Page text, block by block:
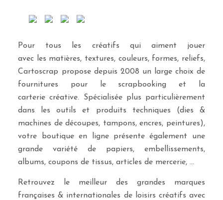
Pour tous les créatifs qui aiment jouer
avec les matières, textures, couleurs, formes, reliefs,
Cartoscrap propose depuis 2008 un large choix de
fournitures pour le scrapbooking et la
carterie créative. Spécialisée plus particulièrement
dans les outils et produits techniques (dies &
machines de découpes, tampons, encres, peintures),
votre boutique en ligne présente également une
grande variété de papiers, embellissements,
albums, coupons de tissus, articles de mercerie, …
Retrouvez le meilleur des grandes marques
françaises & internationales de loisirs créatifs avec